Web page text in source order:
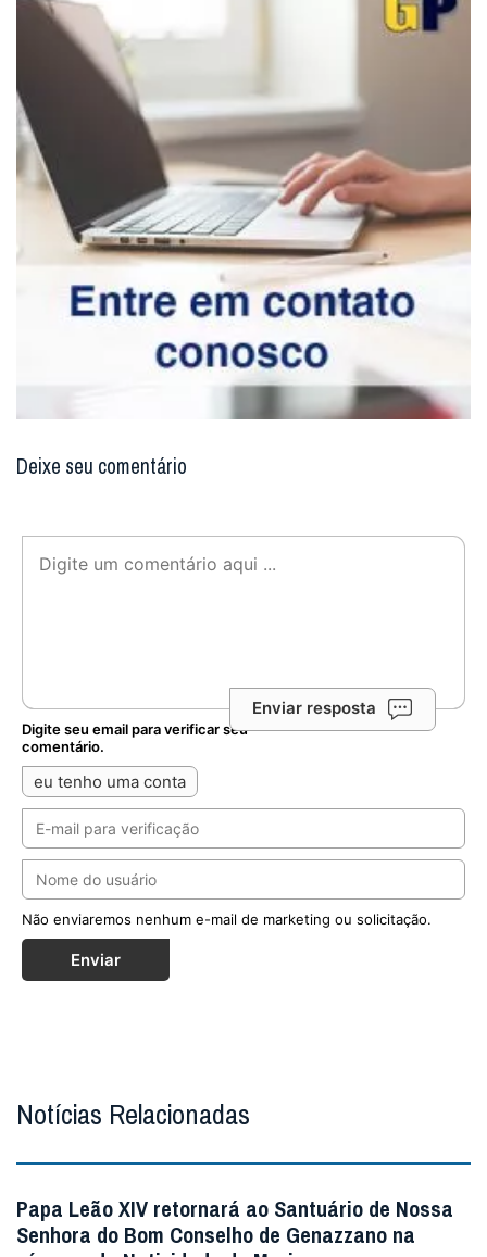
Deixe seu comentário
Enviar resposta
Digite seu email para verificar seu
comentário.
eu tenho uma conta
Não enviaremos nenhum e-mail de marketing ou solicitação.
Enviar
Notícias Relacionadas
Papa Leão XIV retornará ao Santuário de Nossa
Senhora do Bom Conselho de Genazzano na